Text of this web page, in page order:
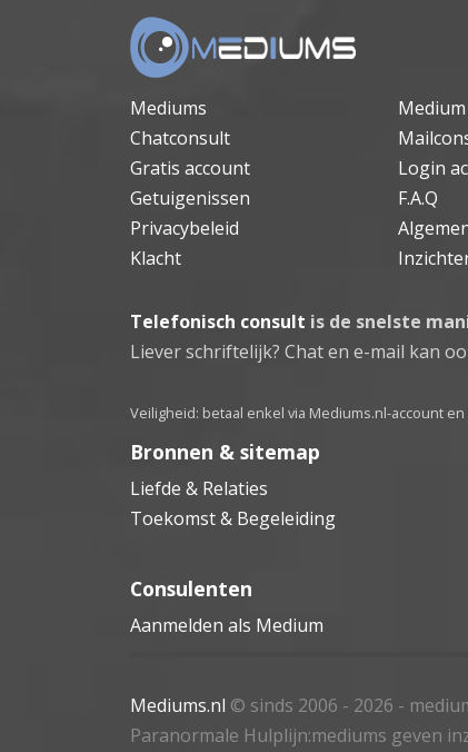
Mediums
Chatconsult
Gratis account
Login
Getuigenissen
F.A.Q
Privacybeleid
Klacht
Telefonisch consult is de snelste
Liever schriftelijk? Chat en e-mail kan
Veiligheid: betaal enkel via Mediums.nl-account
Bronnen & sitemap
Liefde & Relaties
Toekomst & Begeleiding
Consulenten
Aanmelden als Medium
Mediums.nl © sinds 2006 - 2026 -
Paranormale Hulplijn:mediums geven